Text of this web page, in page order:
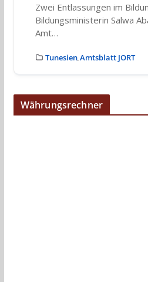
Zwei Entlassungen im
Bildungsministerin Salwa
Amt…
Tunesien, Amtsblatt JORT
Währungsrechner